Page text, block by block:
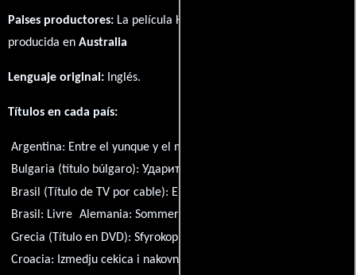
Paises productores: La película Hammers Over the Anvil fué
producida en Australia
Lenguaje original: Inglés.
Títulos en cada país:
Argentina: Entre el yunque y el martillo
Bulgaria (título búlgaro):Ударите на съдбата
Brasil (Título de TV por cable): Entre o Martelo E a Bigorna
Brasil: Livre Alemania: Sommer des Erwachens
Grecia (Título en DVD):Sfyrokopimata
Croacia: Izmedju cekica i nakovnja